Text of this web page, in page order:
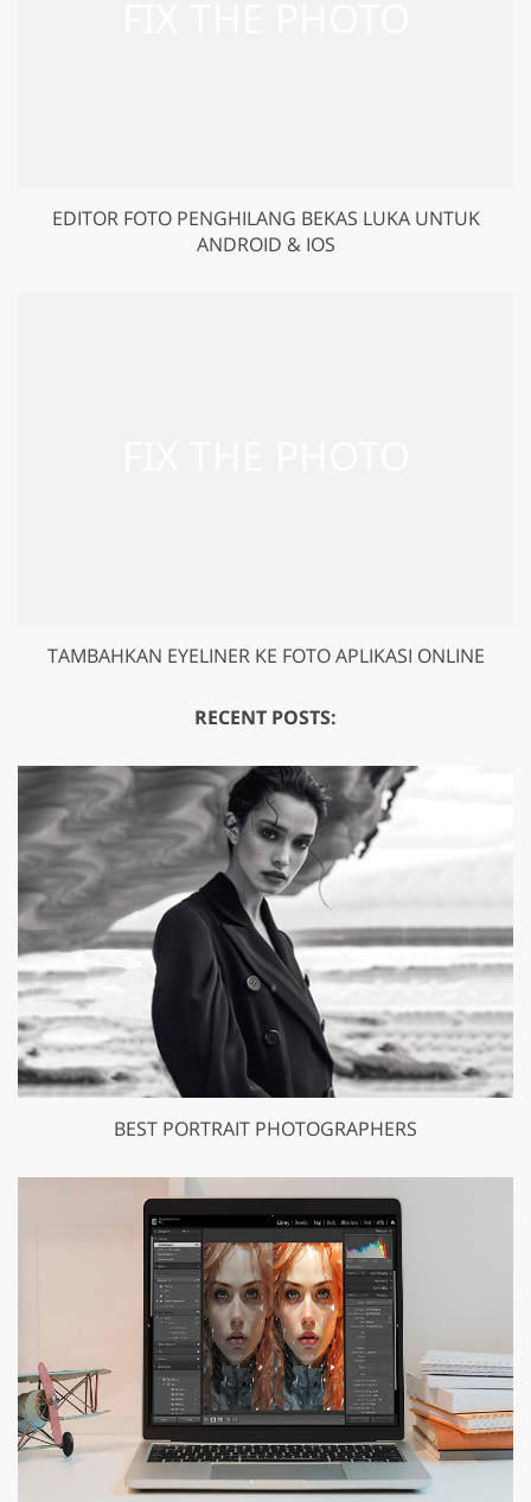
EDITOR FOTO PENGHILANG BEKAS LUKA UNTUK
ANDROID & IOS
TAMBAHKAN EYELINER KE FOTO APLIKASI ONLINE
RECENT POSTS:
BEST PORTRAIT PHOTOGRAPHERS